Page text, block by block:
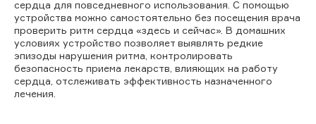
сердца для повседневного использования. С помощью
устройства можно самостоятельно без посещения врача
проверить ритм сердца «здесь и сейчас». В домашних
условиях устройство позволяет выявлять редкие
эпизоды нарушения ритма, контролировать
безопасность приема лекарств, влияющих на работу
сердца, отслеживать эффективность назначенного
лечения.